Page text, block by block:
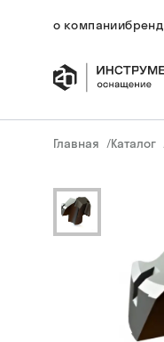
о компании
Главная /Каталог